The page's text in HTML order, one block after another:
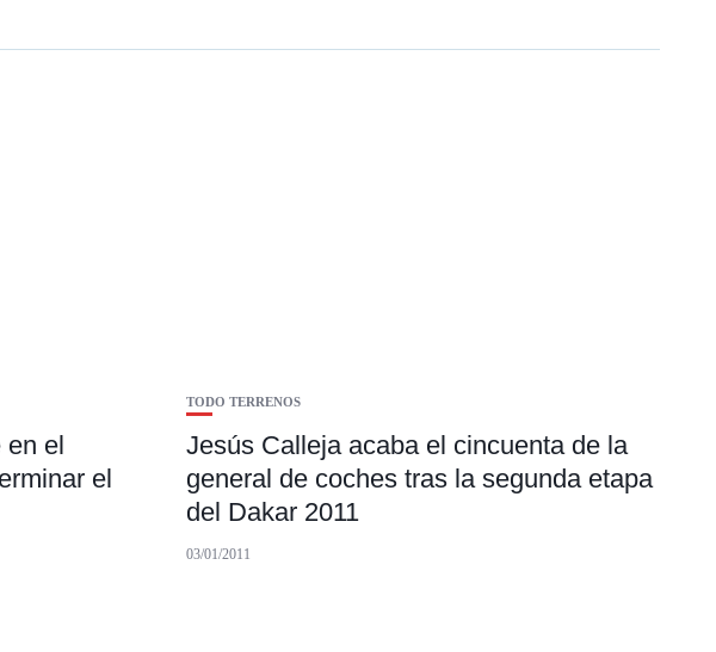
en el
el
TODO TERRENOS
Jesús Calleja acaba el cincuenta de la
general de coches tras la segunda etapa
del Dakar 2011
03/01/2011